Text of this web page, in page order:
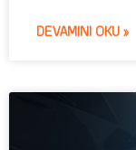
DEVAMINI OKU »